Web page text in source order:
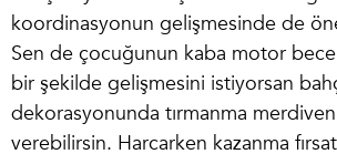
koordinasyonun gelişmesinde de
Sen de çocuğunun kaba motor
bir şekilde gelişmesini istiyorsan
dekorasyonunda tırmanma
verebilirsin. Harcarken kazanma